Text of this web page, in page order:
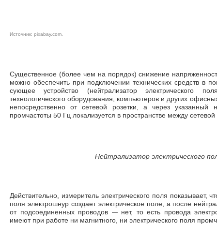
Источник: pixabay.com.
Существенное (более чем на порядок) снижение
можно обеспечить при подключении технических средств в
сующее устройство (нейтрализатор электрического
технологического оборудования, компьютеров и других
непосред­ственно от сетевой розетки, а через указанный
промчастоты 50 Гц локализуется в пространс­тве между
Нейтрализатор электрического поля
Действительно, измеритель электрического поля показывает,
поля электрошнур созда­ет электрическое поле, а после
от подсоединенных проводов —нет, то есть провода
имеют при работе ни магнитного, ни электрического поля